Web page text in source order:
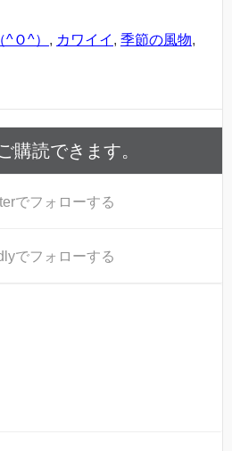
Ｏ^） , カワイイ , 季節の風物,
購読できます。
でフォローする
でフォローする